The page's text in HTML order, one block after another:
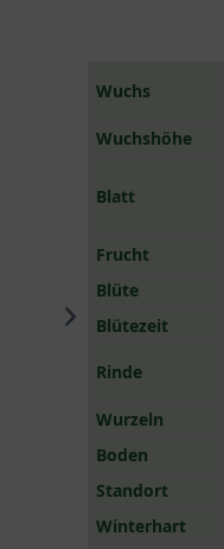
Wuchs
Wuchshöhe
Blatt
Frucht
Blüte
Blütezeit
Rinde
Wurzeln
Boden
Standort
Winterhart